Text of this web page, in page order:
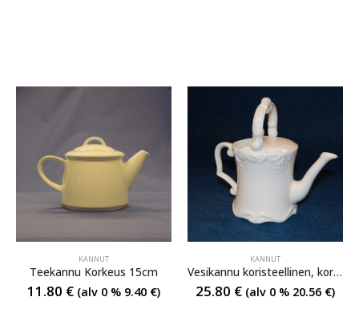
KANNUT
Teekannu Korkeus 15cm
11.80 € (alv 0 % 9.40 €)
KANNUT
Vesikannu koristeellinen, korkeus 21 cm
25.80 € (alv 0 % 20.56 €)